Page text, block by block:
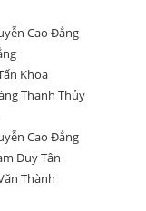
Cao Đẳng
Khoa
Thanh Thủy
Cao Đẳng
Duy Tân
Thành